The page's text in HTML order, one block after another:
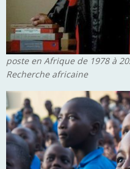
poste en Afrique de 1978 à
Recherche africaine